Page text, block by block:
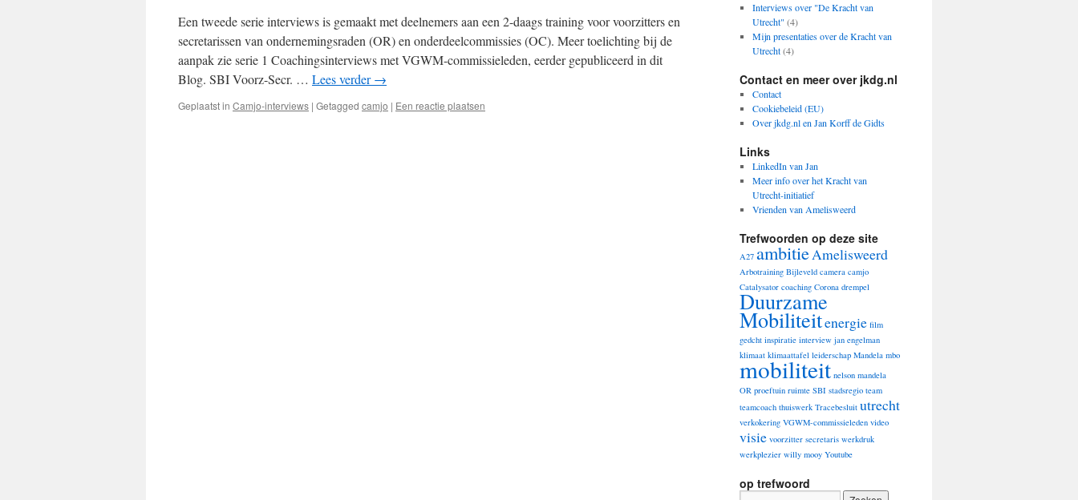
Een tweede serie interviews is gemaakt met deelnemers aan een 2-daags training voor voorzitters en
secretarissen van ondernemingsraden (OR) en onderdeelcommissies (OC). Meer toelichting bij de
aanpak zie serie 1 Coachingsinterviews met VGWM-commissieleden, eerder gepubliceerd in dit
Blog. SBI Voorz-Secr. … Lees verder→
Geplaatst in Camjo-interviews | Getagged camjo | Een reactie plaatsen
Interviews over "De Kracht van
Utrecht" (4)
Mijn presentaties over de Kracht van
Utrecht(4)
Contact en meer over jkdg.nl
Contact
Cookiebeleid (EU)
Over jkdg.nl en Jan Korff de Gidts
Links
LinkedIn van Jan
Meer info over het Kracht van
Utrecht-initiatief
Vrienden van Amelisweerd
Trefwoorden op deze site
A27 ambitieAmelisweerd
Arbotraining Bijleveld camera camjo
Catalysator coaching Corona drempel
Duurzame
Mobiliteitenergie film
gedcht inspiratie interview jan engelman
klimaat klimaattafel leiderschap Mandela mbo
mobiliteit nelson mandela
OR proeftuin ruimte SBI stadsregio team
teamcoach thuiswerk Tracebesluit utrecht
verkokering VGWM-commissieleden video
visie voorzitter secretaris werkdruk
werkplezier willy mooy Youtube
op trefwoord